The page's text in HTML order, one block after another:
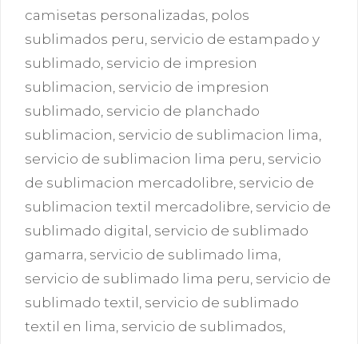
camisetas personalizadas polos
sublimados peru servicio de estampado y
sublimado servicio de impresion
sublimacion servicio de impresion
sublimado servicio de planchado
sublimacion servicio de sublimacion lima
servicio de sublimacion lima peru servicio
de sublimacion mercadolibre servicio de
sublimacion textil mercadolibre servicio de
sublimado digital servicio de sublimado
gamarra servicio de sublimado lima
servicio de sublimado lima peru servicio de
sublimado textil servicio de sublimado
textil en lima servicio de sublimados